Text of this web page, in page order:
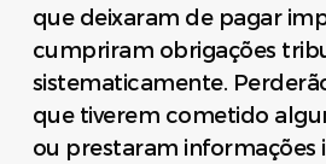
que deixaram de pagar
cumpriram obrigações
sistematicamente.
que tiverem cometido
ou prestaram informações